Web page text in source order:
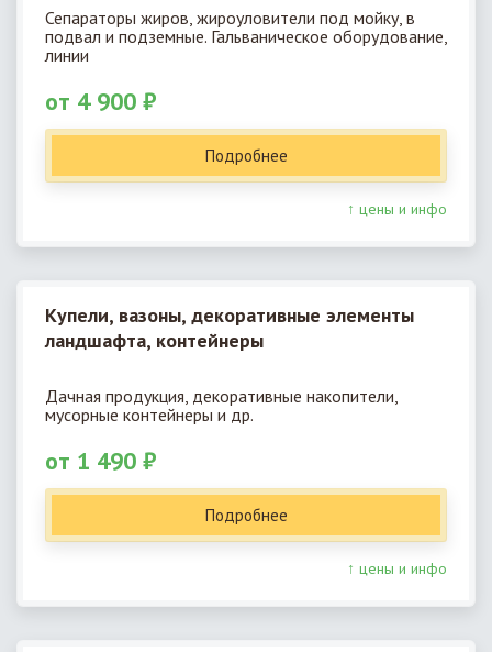
Сепараторы жиров, жироуловители под мойку, в
подвал и подземные. Гальваническое оборудование,
линии
от 4 900 ₽
Подробнее
↑ цены и инфо
Купели, вазоны, декоративные элементы
ландшафта, контейнеры
Дачная продукция, декоративные накопители,
мусорные контейнеры и др.
от 1 490 ₽
Подробнее
↑ цены и инфо